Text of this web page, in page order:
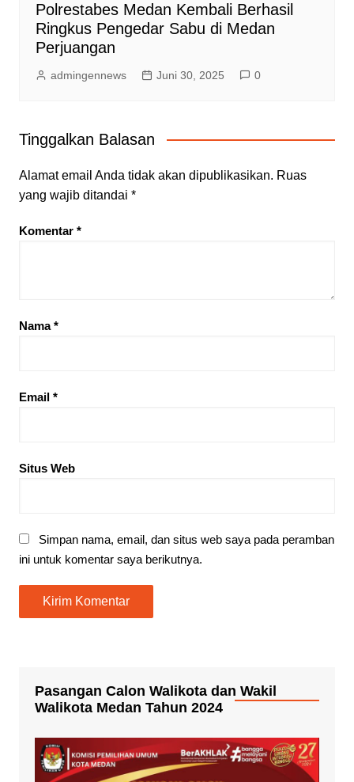
Polrestabes Medan Kembali Berhasil
Ringkus Pengedar Sabu di Medan
Perjuangan
admingennews Juni 30, 2025 0
Tinggalkan Balasan
Alamat email Anda tidak akan dipublikasikan. Ruas
yang wajib ditandai *
Komentar *
Nama*
Email *
Situs Web
Simpan nama, email, dan situs web saya pada peramban
ini untuk komentar saya berikutnya.
Pasangan Calon Walikota dan Wakil
Walikota Medan Tahun 2024